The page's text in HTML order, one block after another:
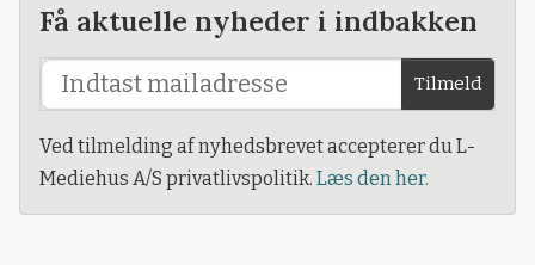
Få aktuelle nyheder i indbakken
Tilmeld
Ved tilmelding af nyhedsbrevet accepterer du L-
Mediehus A/S privatlivspolitik. Læs den her.